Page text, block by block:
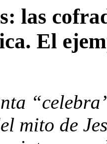
las
El
mito de